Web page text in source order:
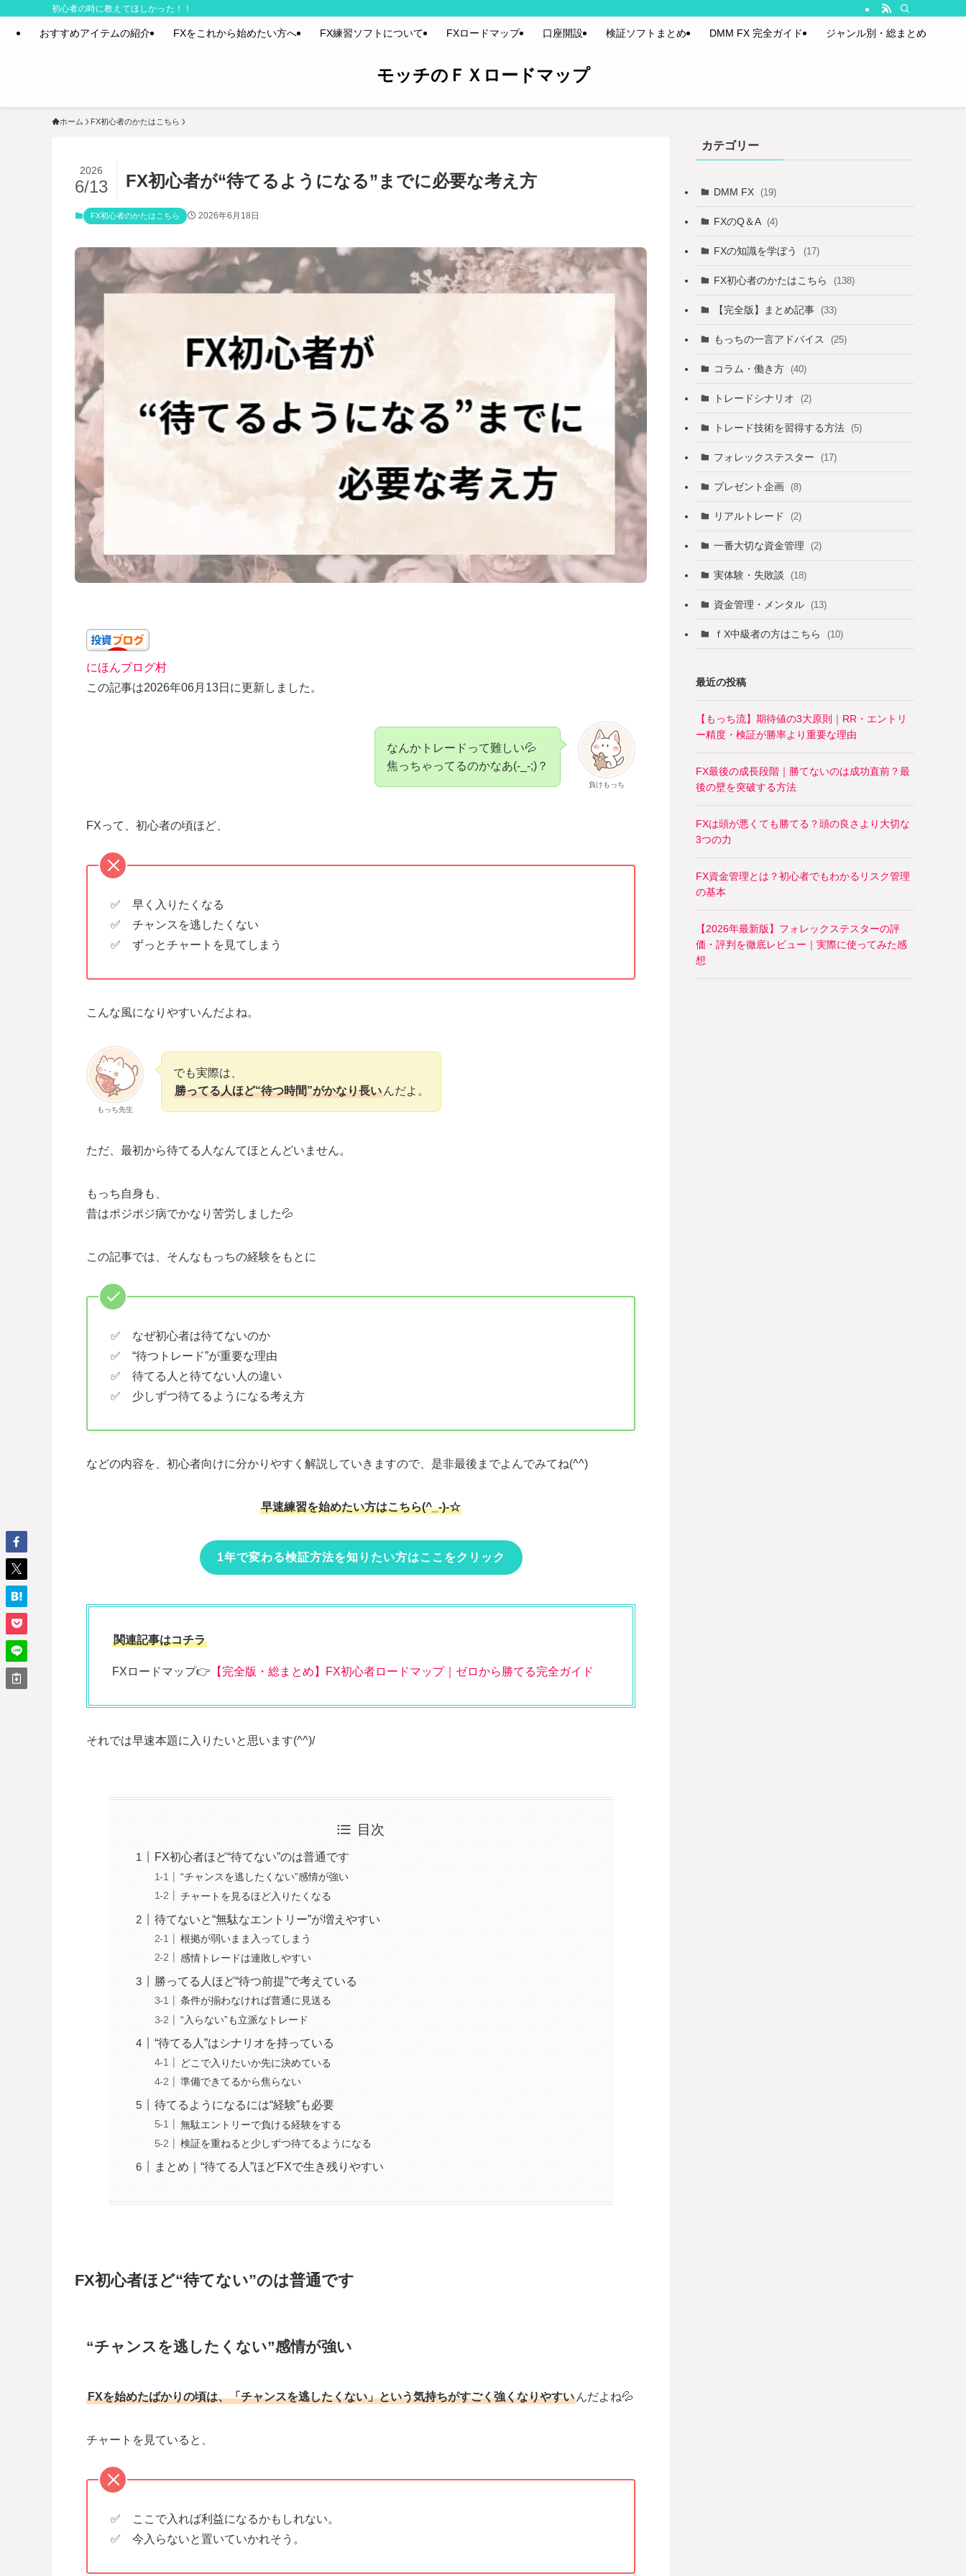
初心者の時に教えてほしかった！！
モッチのＦＸロードマップ
おすすめアイテムの紹介 FXをこれから始めたい方へ FX練習ソフトについて FXロードマップ 口座開設 検証ソフトまとめ DMM FX 完全ガイド ジャンル別・総まとめ
ホーム FX初心者のかたはこちら
FX初心者が“待てるようになる”までに必要な考え方
2026
6/13
FX初心者のかたはこちら 2026年6月18日
にほんブログ村
この記事は2026年06月13日に更新しました。
負けもっち
なんかトレードって難しい💦
焦っちゃってるのかなあ(-_-;)？
FXって、初心者の頃ほど、
✅ 早く入りたくなる
✅ チャンスを逃したくない
✅ ずっとチャートを見てしまう
こんな風になりやすいんだよね。
もっち先生
でも実際は、
勝ってる人ほど“待つ時間”がかなり長い んだよ。
ただ、最初から待てる人なんてほとんどいません。
もっち自身も、
昔はポジポジ病でかなり苦労しました💦
この記事では、そんなもっちの経験をもとに
✅ なぜ初心者は待てないのか
✅ “待つトレード”が重要な理由
✅ 待てる人と待てない人の違い
✅ 少しずつ待てるようになる考え方
などの内容を、初心者向けに分かりやすく解説していきますので、是非最後までよんでみてね(^^)
早速練習を始めたい方はこちら(^_-)-☆
1年で変わる検証方法を知りたい方はここをクリック
関連記事はコチラ
FXロードマップ👉 【完全版・総まとめ】FX初心者ロードマップ｜ゼロから勝てる完全ガイド
それでは早速本題に入りたいと思います(^^)/
目次
FX初心者ほど“待てない”のは普通です
“チャンスを逃したくない”感情が強い
チャートを見るほど入りたくなる
待てないと“無駄なエントリー”が増えやすい
根拠が弱いまま入ってしまう
感情トレードは連敗しやすい
勝ってる人ほど“待つ前提”で考えている
条件が揃わなければ普通に見送る
“入らない”も立派なトレード
“待てる人”はシナリオを持っている
どこで入りたいか先に決めている
準備できてるから焦らない
待てるようになるには“経験”も必要
無駄エントリーで負ける経験をする
検証を重ねると少しずつ待てるようになる
まとめ｜“待てる人”ほどFXで生き残りやすい
FX初心者ほど“待てない”のは普通です
“チャンスを逃したくない”感情が強い
FXを始めたばかりの頃は、「チャンスを逃したくない」という気持ちがすごく強くなりやすい んだよね💦
チャートを見ていると、
✅ ここで入れば利益になるかもしれない。
✅ 今入らないと置いていかれそう。
カテゴリー
DMM FX (19)
FXのQ＆A (4)
FXの知識を学ぼう (17)
FX初心者のかたはこちら (138)
【完全版】まとめ記事 (33)
もっちの一言アドバイス (25)
コラム・働き方 (40)
トレードシナリオ (2)
トレード技術を習得する方法 (5)
フォレックステスター (17)
プレゼント企画 (8)
リアルトレード (2)
一番大切な資金管理 (2)
実体験・失敗談 (18)
資金管理・メンタル (13)
ｆX中級者の方はこちら (10)
最近の投稿
【もっち流】期待値の3大原則｜RR・エントリ
ー精度・検証が勝率より重要な理由
FX最後の成長段階｜勝てないのは成功直前？最
後の壁を突破する方法
FXは頭が悪くても勝てる？頭の良さより大切な
3つの力
FX資金管理とは？初心者でもわかるリスク管理
の基本
【2026年最新版】フォレックステスターの評
価・評判を徹底レビュー｜実際に使ってみた感
想